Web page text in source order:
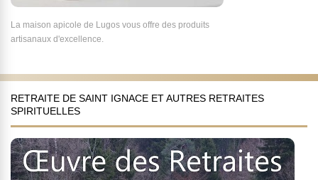
La maison apicole de Lugos vous offre des produits
artisanaux d'excellence.
RETRAITE DE SAINT IGNACE ET AUTRES RETRAITES
SPIRITUELLES